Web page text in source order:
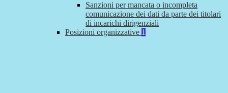
Sanzioni per mancata o incompleta
comunicazione dei dati da parte dei titolari
di incarichi dirigenziali
Posizioni organizzative 1